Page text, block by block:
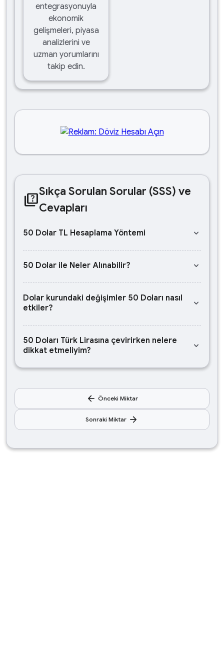
entegrasyonuyla
ekonomik
gelişmeleri, piyasa
analizlerini ve
uzman yorumlarını
takip edin.
quizSıkça Sorulan Sorular (SSS) ve
Cevapları
50 Dolar TL Hesaplama Yöntemi keyboard_arrow_down
50 Dolar ile Neler Alınabilir? keyboard_arrow_down
Dolar kurundaki değişimler 50 Doları nasıl
etkiler?
keyboard_arrow_down
50 Doları Türk Lirasına çevirirken nelere
dikkat etmeliyim?
keyboard_arrow_down
arrow_back Önceki Miktar
Sonraki Miktar arrow_forward